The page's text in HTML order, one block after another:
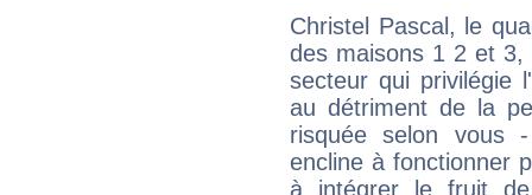
Christel Pascal, le
des maisons 1 2 et
secteur qui privilégie
au détriment de la
risquée selon vous
encline à fonctionner
à intégrer le fruit